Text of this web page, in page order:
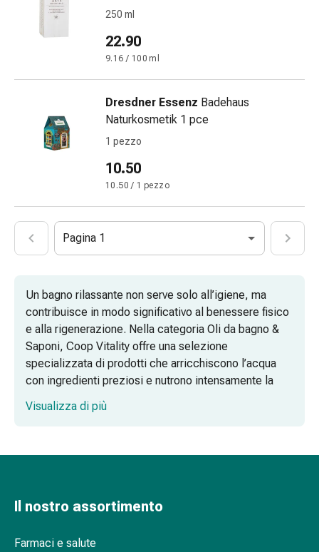
terapia
delle
gemme
vegetali
Fitoterapia
di
Antroposofico
Rene,
vescica,
prostata
Disturbi
urinari
Prostata
Disturbi
vescica
ml
250 ml
22.90
9.16 / 100 ml
Dresdner Essenz Badehaus
Naturkosmetik 1 pce
1 pezzo
10.50
10.50 / 1 pezzo
Pagina 1
Un bagno rilassante non serve solo all’igiene, ma
contribuisce in modo significativo al benessere fisico
e alla rigenerazione. Nella categoria Oli da bagno &
Saponi, Coop Vitality offre una selezione
specializzata di prodotti che arricchiscono l’acqua
con ingredienti preziosi e nutrono intensamente la
pelle già durante la detersione. Che si tratti di bagni
oleosi rivitalizzanti, sali da bagno purificanti o di un
Cura della pelle e momenti di relax con oli
da bagno e bagni di latte
Additivi da bagno naturali: minerali e
Visualizza di più
Il nostro assortimento
Farmaci e salute